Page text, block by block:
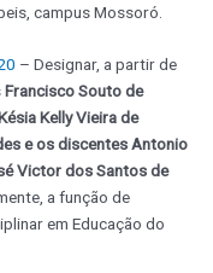
campus Mossoró.
– Designar, a partir de
Francisco Souto de
Kelly Vieira de
e os discentes Antonio
Victor dos Santos de
a função de
em Educação do